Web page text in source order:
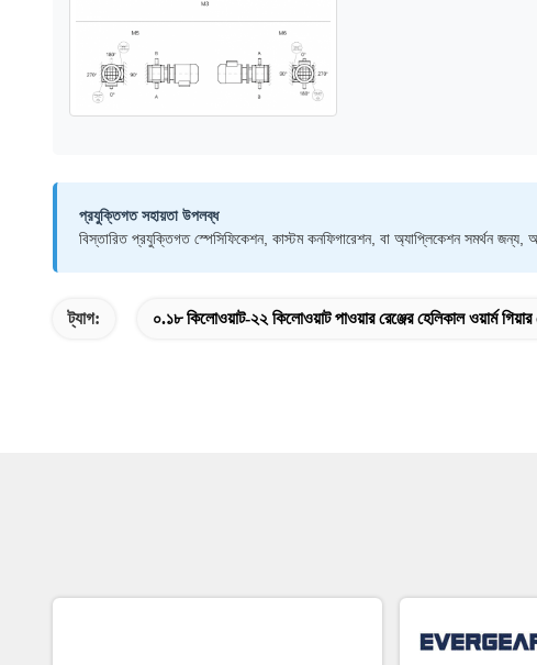
প্রযুক্তিগত সহায়তা উপলব্ধ
বিস্তারিত প্রযুক্তিগত স্পেসিফিকেশন, কাস্টম কনফিগারেশন, বা অ্যাপ্লিকেশন সমর্থন
ট্যাগ: ০.১৮ কিলোওয়াট-২২ কিলোওয়াট পাওয়ার রেঞ্জের হেলিকাল ওয়ার্ম